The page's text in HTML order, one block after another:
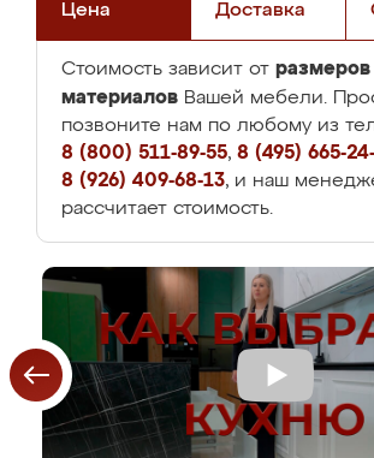
Цена Доставка
Стоимость зависит от размеров
материалов Вашей мебели.
позвоните нам по любому из
8 (800) 511-89-55, 8 (495) 665-
8 (926) 409-68-13, и наш
рассчитает стоимость.